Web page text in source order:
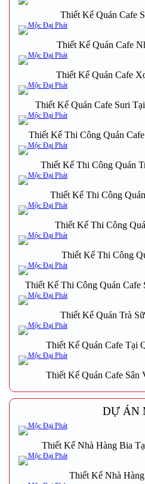
Thiết Kế Quán Cafe
Thiết Kế Quán Cafe
Thiết Kế Quán Cafe
Thiết Kế Quán Cafe Suri
Thiết Kế Thi Công Quán
Thiết Kế Thi Công Quán
Thiết Kế Thi Công
Thiết Kế Thi Công
Thiết Kế Thi Công
Thiết Kế Thi Công Quán
Thiết Kế Quán Trà
Thiết Kế Quán Cafe Tại
Thiết Kế Quán Cafe Sân
DỰ ÁN
Thiết Kế Nhà Hàng Bia
Thiết Kế Nhà